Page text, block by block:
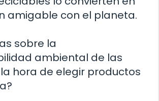
amigable con el planeta.
sobre la
ambiental de las
hora de elegir productos